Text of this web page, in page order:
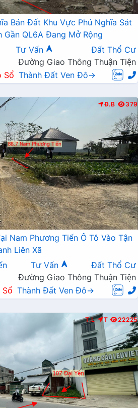
Bán Đất Khu Vực Phú Nghĩa Sát
Gần QL6A Đang Mở Rộng
Tư Vấn
Đất Thổ Cư
Đường Giao Thông Thuận Tiện
Sổ Thành Đất Ven Đô→
Đ.B 379
Nam Phương Tiến Ô Tô Vào Tận
Liên Xã
Tư Vấn
Đất Thổ Cư
Đường Giao Thông Thuận Tiện
Thành Đất Ven Đô→
T.L T 22225